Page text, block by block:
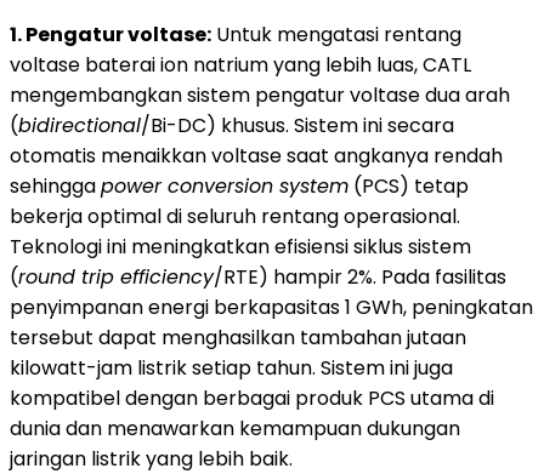
1. Pengatur voltase: Untuk mengatasi rentang
voltase baterai ion natrium yang lebih luas, CATL
mengembangkan sistem pengatur voltase dua arah
(bidirectional/Bi-DC) khusus. Sistem ini secara
otomatis menaikkan voltase saat angkanya rendah
sehinggapower conversion system (PCS) tetap
bekerja optimal di seluruh rentang operasional.
Teknologi ini meningkatkan efisiensi siklus sistem
(round trip efficiency/RTE) hampir 2%. Pada fasilitas
penyimpanan energi berkapasitas 1 GWh, peningkatan
tersebut dapat menghasilkan tambahan jutaan
kilowatt-jam listrik setiap tahun. Sistem ini juga
kompatibel dengan berbagai produk PCS utama di
dunia dan menawarkan kemampuan dukungan
jaringan listrik yang lebih baik.